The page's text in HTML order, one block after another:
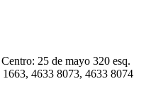
25 de mayo 320 esq.
4633 8073, 4633 8074